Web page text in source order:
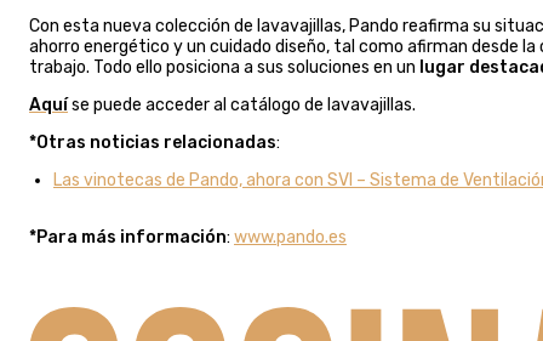
Con esta nueva colección de lavavajillas, Pando reafirma su
ahorro energético y un cuidado diseño, tal como afirman desde
trabajo. Todo ello posiciona a sus soluciones en un lugar
Aquíse puede acceder al catálogo de lavavajillas.
*Otras noticias relacionadas:
Las vinotecas de Pando, ahora con SVI – Sistema de
*Para más información: www.pando.es